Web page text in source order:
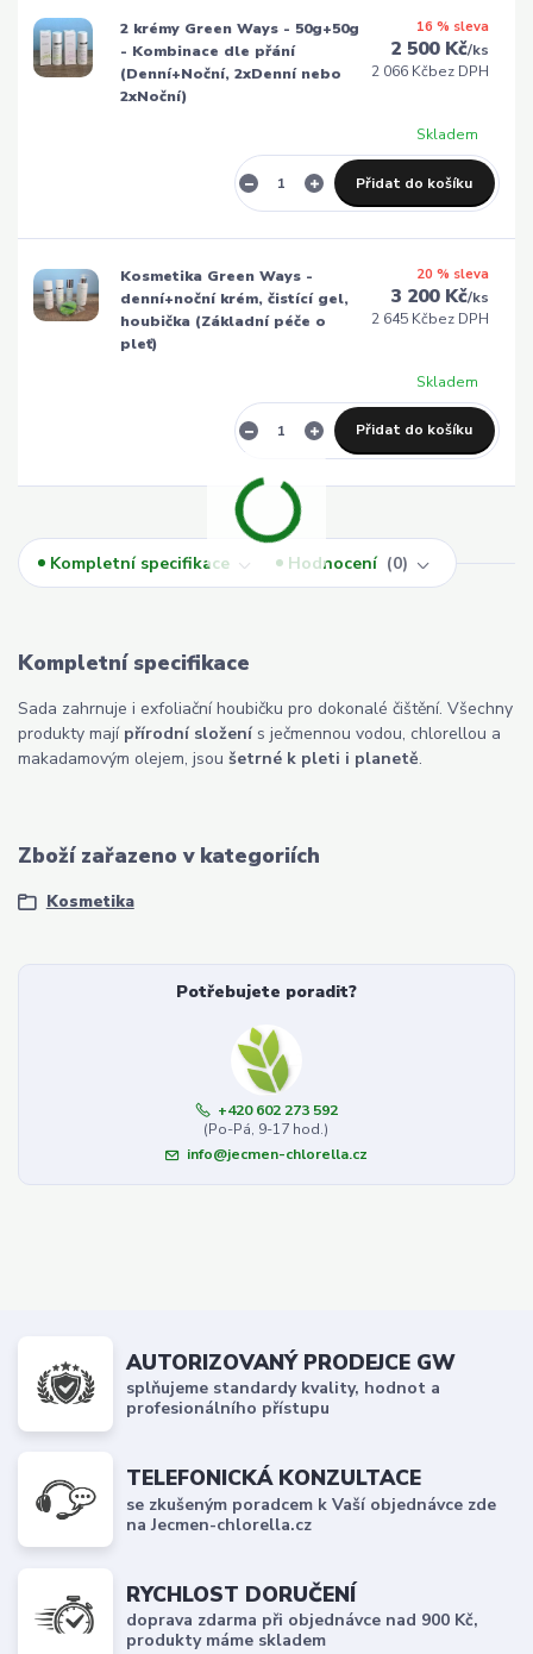
2 krémy Green Ways - 50g+50g
- Kombinace dle přání
(Denní+Noční, 2xDenní nebo
2xNoční)
16 % sleva
2 500 Kč/ks
2 066 Kčbez DPH
Skladem
Přidat do košíku
Kosmetika Green Ways -
denní+noční krém, čistící gel,
houbička (Základní péče o
pleť)
20 % sleva
3 200 Kč/ks
2 645 Kčbez DPH
Skladem
Přidat do košíku
Kompletní specifikace Hodnocení 0
Kompletní specifikace
Sada zahrnuje i exfoliační houbičku pro dokonalé čištění. Všechny
produkty mají přírodní složení s ječmennou vodou, chlorellou a
makadamovým olejem, jsou šetrné k pleti i planetě.
Zboží zařazeno v kategoriích
Kosmetika
Potřebujete poradit?
+420 602 273 592
(Po-Pá, 9-17 hod.)
info@jecmen-chlorella.cz
AUTORIZOVANÝ PRODEJCE GW
splňujeme standardy kvality, hodnot a
profesionálního přístupu
TELEFONICKÁ KONZULTACE
se zkušeným poradcem k Vaší objednávce zde
na Jecmen-chlorella.cz
RYCHLOST DORUČENÍ
doprava zdarma při objednávce nad 900 Kč,
produkty máme skladem